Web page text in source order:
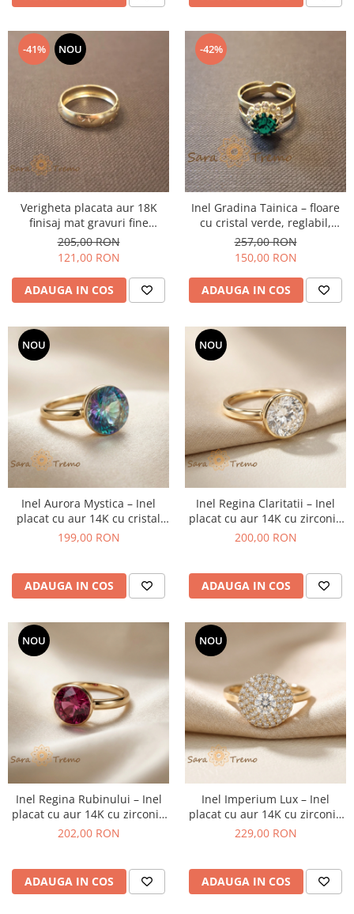
-41% NOU
Verigheta placata aur 18K
finisaj mat gravuri fine
Promisio - latime 4 mm
205,00 RON
121,00 RON
ADAUGA IN COS
-42%
Inel Gradina Tainica – floare
cu cristal verde, reglabil,
placat cu aur 18K
257,00 RON
150,00 RON
ADAUGA IN COS
NOU
Inel Aurora Mystica – Inel
placat cu aur 14K cu cristal
multicolor
199,00 RON
ADAUGA IN COS
NOU
Inel Regina Claritatii – Inel
placat cu aur 14K cu zirconia
rotunda tip diamant
200,00 RON
ADAUGA IN COS
NOU
Inel Regina Rubinului – Inel
placat cu aur 14K cu zirconia
magenta
202,00 RON
ADAUGA IN COS
NOU
Inel Imperium Lux – Inel
placat cu aur 14K cu zirconia
albe pavate
229,00 RON
ADAUGA IN COS